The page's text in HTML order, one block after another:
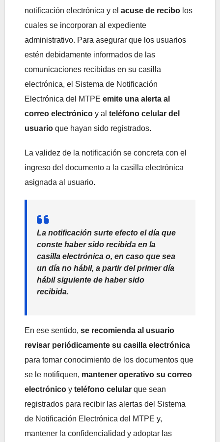
notificación electrónica y el acuse de recibo los
cuales se incorporan al expediente
administrativo. Para asegurar que los usuarios
estén debidamente informados de las
comunicaciones recibidas en su casilla
electrónica, el Sistema de Notificación
Electrónica del MTPE emite una alerta al
correo electrónico y al teléfono celular del
usuario que hayan sido registrados.
La validez de la notificación se concreta con el
ingreso del documento a la casilla electrónica
asignada al usuario.
La notificación surte efecto el día que
conste haber sido recibida en la
casilla electrónica o, en caso que sea
un día no hábil, a partir del primer día
hábil siguiente de haber sido
recibida.
En ese sentido, se recomienda al usuario
revisar periódicamente su casilla electrónica
para tomar conocimiento de los documentos que
se le notifiquen, mantener operativo su correo
electrónico y teléfono celular que sean
registrados para recibir las alertas del Sistema
de Notificación Electrónica del MTPE y,
mantener la confidencialidad y adoptar las